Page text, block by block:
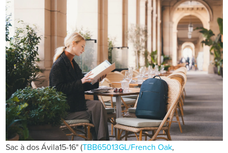
Sac à dos Ávila15-16" (TBB65013GL/French Oak,